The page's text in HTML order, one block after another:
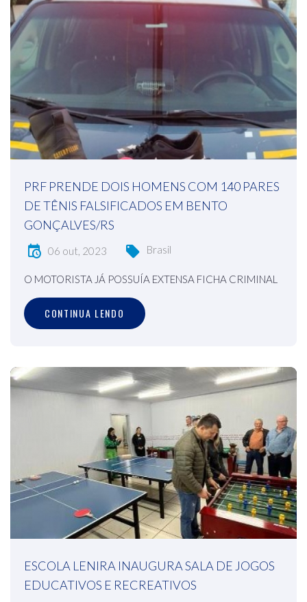
PRF PRENDE DOIS HOMENS COM 140 PARES
DE TÊNIS FALSIFICADOS EM BENTO
GONÇALVES/RS
06 out, 2023 Brasil
O MOTORISTA JÁ POSSUÍA EXTENSA FICHA CRIMINAL
CONTINUA LENDO
ESCOLA LENIRA INAUGURA SALA DE JOGOS
EDUCATIVOS E RECREATIVOS